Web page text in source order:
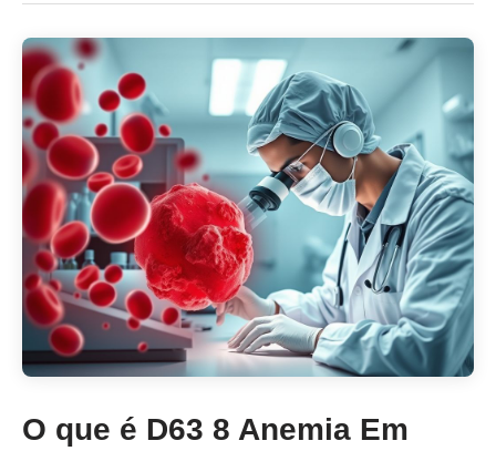
O que é D63 8 Anemia Em